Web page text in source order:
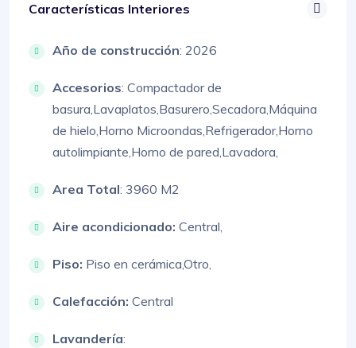
Características Interiores
Año de construcción: 2026
Accesorios: Compactador de
basura,Lavaplatos,Basurero,Secadora,Máquina
de hielo,Horno Microondas,Refrigerador,Horno
autolimpiante,Horno de pared,Lavadora,
Area Total: 3960 M2
Aire acondicionado: Central,
Piso: Piso en cerámica,Otro,
Calefacción: Central
Lavandería: